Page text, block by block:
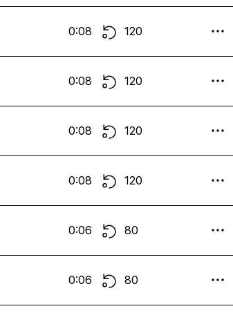
0:08 120
0:08 120
0:08 120
0:08 120
0:06 80
0:06 80